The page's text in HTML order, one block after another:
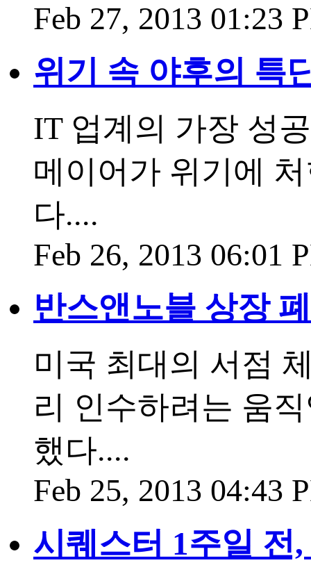
Feb 27, 2013 01:23
위기 속 야후의 특
IT 업계의 가장 성
메이어가 위기에
다....
Feb 26, 2013 06:01
반스앤노블 상장
미국 최대의 서점
리 인수하려는 움
했다....
Feb 25, 2013 04:43
시퀘스터 1주일 전